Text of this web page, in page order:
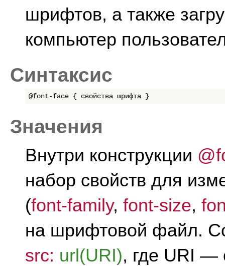
шрифтов, а также
компьютер
Синтаксис
@font-face { свойства шрифта }
Значения
Внутри конструкции
набор свойств для
(font-family, font-size,
на шрифтовой файл.
src: url(URI), где URI —